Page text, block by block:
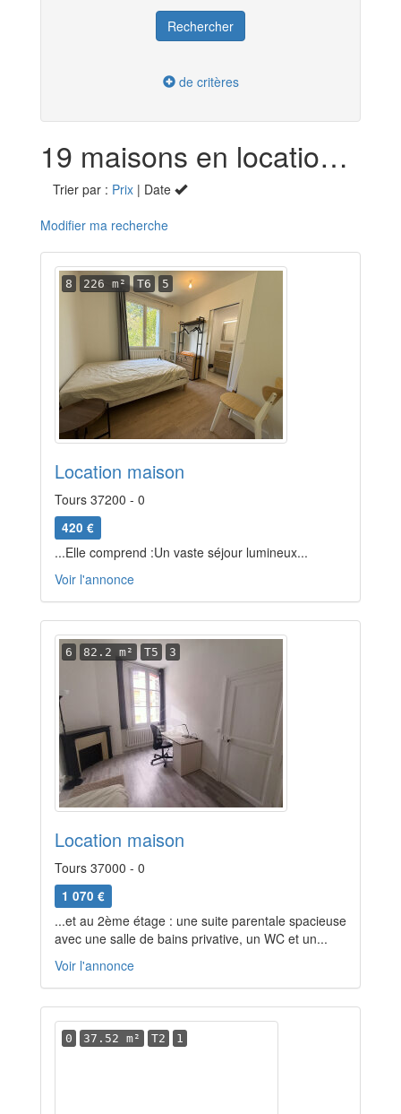
de critères
19 maisons en location dans l'Indre-et-Loire (37)
Trier par : Prix | Date
Modifier ma recherche
8 226 m² T6 5
Location maison
Tours 37200 - 0
420 €
...Elle comprend :Un vaste séjour lumineux...
Voir l'annonce
6 82.2 m² T5 3
Location maison
Tours 37000 - 0
1 070 €
...et au 2ème étage : une suite parentale spacieuse
avec une salle de bains privative, un WC et un...
Voir l'annonce
0 37.52 m² T2 1